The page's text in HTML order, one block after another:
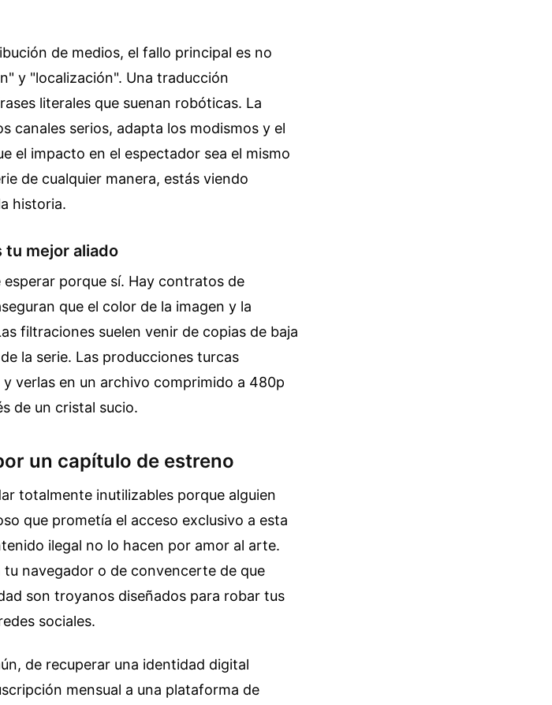
de medios, el fallo principal es no
y "localización". Una traducción
literales que suenan robóticas. La
canales serios, adapta los modismos y el
el impacto en el espectador sea el mismo
de cualquier manera, estás viendo
historia.
tu mejor aliado
porque sí. Hay contratos de
que el color de la imagen y la
filtraciones suelen venir de copias de baja
la serie. Las producciones turcas
verlas en un archivo comprimido a 480p
de un cristal sucio.
un capítulo de estreno
totalmente inutilizables porque alguien
que prometía el acceso exclusivo a esta
ilegal no lo hacen por amor al arte.
navegador o de convencerte de que
son troyanos diseñados para robar tus
sociales.
de recuperar una identidad digital
mensual a una plataforma de